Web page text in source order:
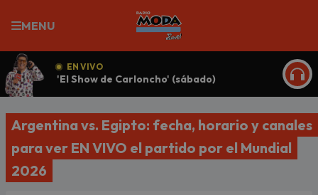
MENU
EN VIVO
'El Show de Carloncho' (sábado)
Argentina vs. Egipto: fecha, horario y canales
para ver EN VIVO el partido por el Mundial
2026